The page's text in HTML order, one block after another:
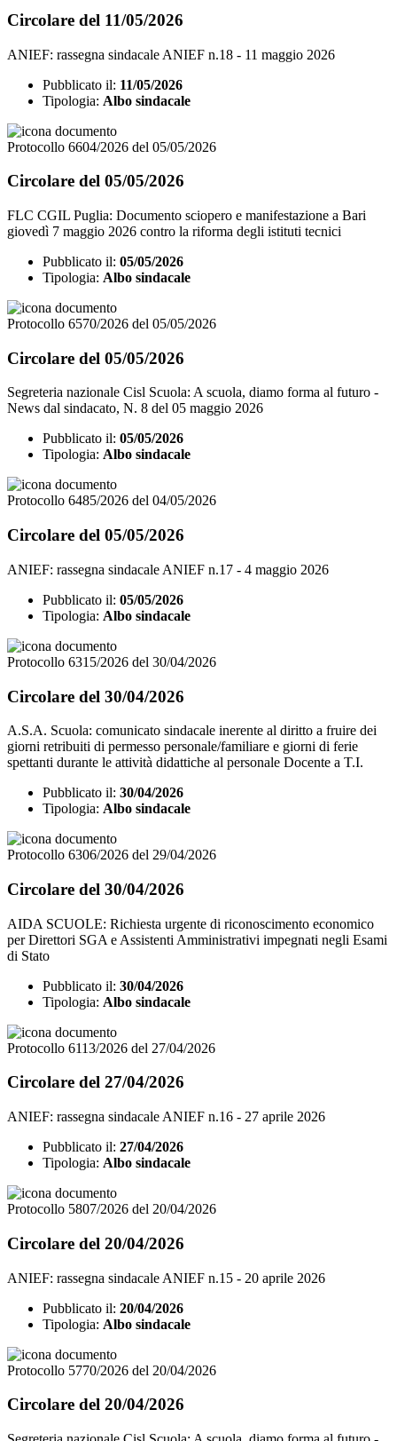
Circolare del 11/05/2026
ANIEF: rassegna sindacale ANIEF n.18 - 11 maggio 2026
Pubblicato il: 11/05/2026
Tipologia: Albo sindacale
Protocollo 6604/2026 del 05/05/2026
Circolare del 05/05/2026
FLC CGIL Puglia: Documento sciopero e manifestazione a Bari
giovedì 7 maggio 2026 contro la riforma degli istituti tecnici
Pubblicato il: 05/05/2026
Tipologia: Albo sindacale
Protocollo 6570/2026 del 05/05/2026
Circolare del 05/05/2026
Segreteria nazionale Cisl Scuola: A scuola, diamo forma al futuro -
News dal sindacato, N. 8 del 05 maggio 2026
Pubblicato il: 05/05/2026
Tipologia: Albo sindacale
Protocollo 6485/2026 del 04/05/2026
Circolare del 05/05/2026
ANIEF: rassegna sindacale ANIEF n.17 - 4 maggio 2026
Pubblicato il: 05/05/2026
Tipologia: Albo sindacale
Protocollo 6315/2026 del 30/04/2026
Circolare del 30/04/2026
A.S.A. Scuola: comunicato sindacale inerente al diritto a fruire dei
giorni retribuiti di permesso personale/familiare e giorni di ferie
spettanti durante le attività didattiche al personale Docente a T.I.
Pubblicato il: 30/04/2026
Tipologia: Albo sindacale
Protocollo 6306/2026 del 29/04/2026
Circolare del 30/04/2026
AIDA SCUOLE: Richiesta urgente di riconoscimento economico
per Direttori SGA e Assistenti Amministrativi impegnati negli Esami
di Stato
Pubblicato il: 30/04/2026
Tipologia: Albo sindacale
Protocollo 6113/2026 del 27/04/2026
Circolare del 27/04/2026
ANIEF: rassegna sindacale ANIEF n.16 - 27 aprile 2026
Pubblicato il: 27/04/2026
Tipologia: Albo sindacale
Protocollo 5807/2026 del 20/04/2026
Circolare del 20/04/2026
ANIEF: rassegna sindacale ANIEF n.15 - 20 aprile 2026
Pubblicato il: 20/04/2026
Tipologia: Albo sindacale
Protocollo 5770/2026 del 20/04/2026
Circolare del 20/04/2026